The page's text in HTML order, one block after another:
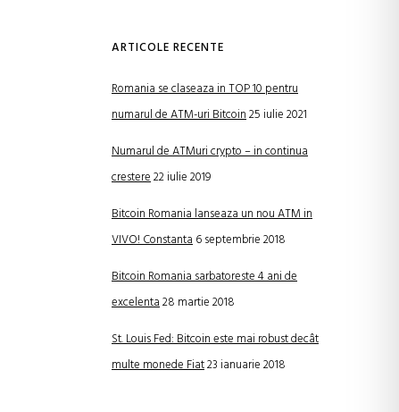
ARTICOLE RECENTE
Romania se claseaza in TOP 10 pentru
numarul de ATM-uri Bitcoin25 iulie 2021
Numarul de ATMuri crypto – in continua
crestere22 iulie 2019
Bitcoin Romania lanseaza un nou ATM in
VIVO! Constanta6 septembrie 2018
Bitcoin Romania sarbatoreste 4 ani de
excelenta28 martie 2018
St. Louis Fed: Bitcoin este mai robust decât
multe monede Fiat23 ianuarie 2018